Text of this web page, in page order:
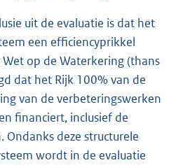
uit de evaluatie is dat het
een efficiencyprikkel
op de Waterkering (thans
dat het Rijk 100% van de
van de verbeteringswerken
financiert, inclusief de
deze structurele
wordt in de evaluatie